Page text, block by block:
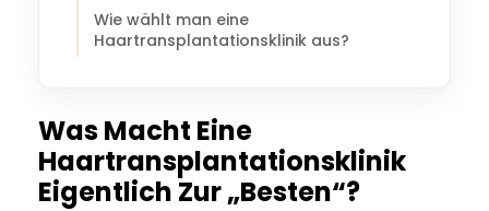
Wie wählt man eine
Haartransplantationsklinik aus?
Was Macht Eine
Haartransplantationsklinik
Eigentlich Zur „besten“?